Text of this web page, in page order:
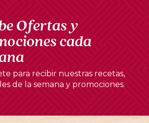
Ofertas y
cada
para recibir nuestras recetas,
de la semana y promociones.